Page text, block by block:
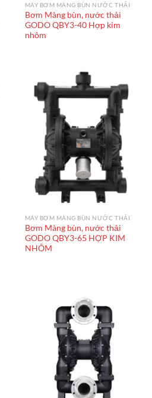
MÁY BƠM MÀNG BÙN NƯỚC THẢI
Bơm Màng bùn, nước thải
GODO QBY3-40 Hợp kim
nhôm
MÁY BƠM MÀNG BÙN NƯỚC THẢI
Bơm Màng bùn, nước thải
GODO QBY3-65 HỢP KIM
NHÔM